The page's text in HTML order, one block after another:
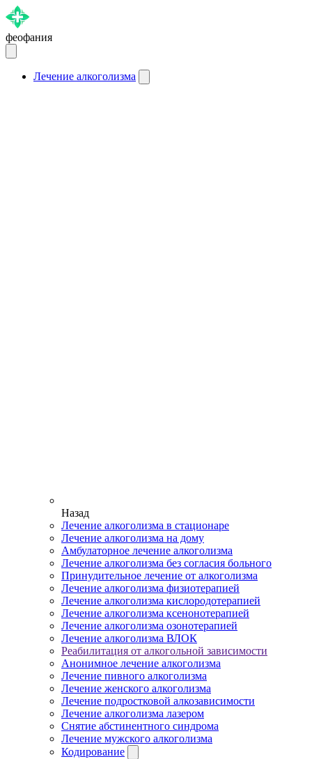
феофания
Лечение алкоголизма
Назад
Лечение алкоголизма в стационаре
Лечение алкоголизма на дому
Амбулаторное лечение алкоголизма
Лечение алкоголизма без согласия больного
Принудительное лечение от алкоголизма
Лечение алкоголизма физиотерапией
Лечение алкоголизма кислородотерапией
Лечение алкоголизма ксенонотерапией
Лечение алкоголизма озонотерапией
Лечение алкоголизма ВЛОК
Реабилитация от алкогольной зависимости
Анонимное лечение алкоголизма
Лечение пивного алкоголизма
Лечение женского алкоголизма
Лечение подростковой алкозависимости
Лечение алкоголизма лазером
Снятие абстинентного синдрома
Лечение мужского алкоголизма
Кодирование